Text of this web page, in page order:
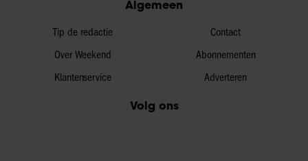
Algemeen
Tip de redactie
Over Weekend
Klantenservice
Contact
Abonnementen
Adverteren
Volg ons